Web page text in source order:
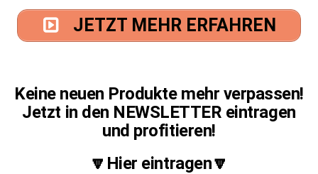
JETZT MEHR ERFAHREN
Keine neuen Produkte mehr verpassen!
Jetzt in den NEWSLETTER eintragen
und profitieren!
🔽Hier eintragen🔽